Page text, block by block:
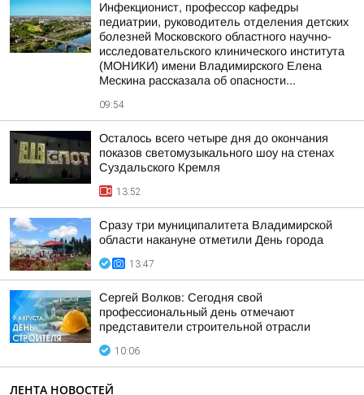
Инфекционист, профессор кафедры
педиатрии, руководитель отделения детских
болезней Московского областного научно-
исследовательского клинического института
(МОНИКИ) имени Владимирского Елена
Мескина рассказала об опасности...
09:54
Осталось всего четыре дня до окончания
показов светомузыкального шоу на стенах
Суздальского Кремля
13:52
Сразу три муниципалитета Владимирской
области накануне отметили День города
13:47
Сергей Волков: Сегодня свой
профессиональный день отмечают
представители строительной отрасли
10:06
ЛЕНТА НОВОСТЕЙ